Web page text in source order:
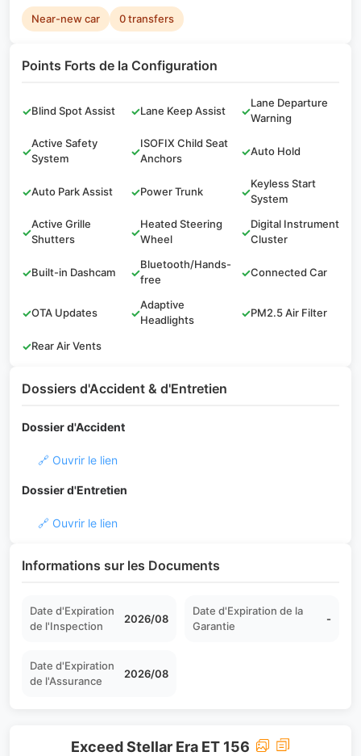
Near-new car 0 transfers
Points Forts de la Configuration
✓Blind Spot Assist ✓Lane Keep Assist ✓
Lane Departure
Warning
✓
Active Safety
System
✓
ISOFIX Child Seat
Anchors
✓Auto Hold
✓Auto Park Assist ✓Power Trunk ✓
Keyless Start
System
✓
Active Grille
Shutters
✓
Heated Steering
Wheel
✓
Digital Instrument
Cluster
✓Built-in Dashcam ✓
Bluetooth/Hands-
free
✓Connected Car
✓OTA Updates ✓
Adaptive
Headlights
✓PM2.5 Air Filter
✓Rear Air Vents
Dossiers d'Accident & d'Entretien
Dossier d'Accident
🔗 Ouvrir le lien
Dossier d'Entretien
🔗 Ouvrir le lien
Informations sur les Documents
Date d'Expiration
de l'Inspection
2026/08
Date d'Expiration de la
Garantie
-
Date d'Expiration
de l'Assurance
2026/08
Exceed Stellar Era ET 156